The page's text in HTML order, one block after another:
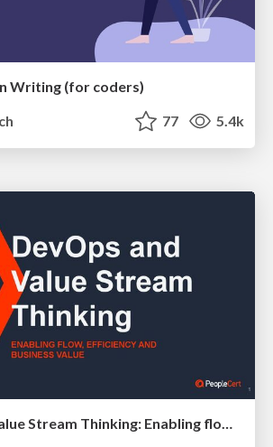
Writing (for coders)
77 5.4k